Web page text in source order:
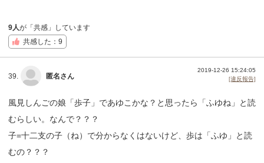
9人が「共感」しています
共感した：9
39. 匿名さん
2019-12-26 15:24:05
[違反報告]
風見しんごの娘「歩子」であゆこかな？と思ったら「ふゆね」と読
むらしい。なんで？？？
子=十二支の子（ね）で分からなくはないけど、歩は「ふゆ」と読
むの？？？